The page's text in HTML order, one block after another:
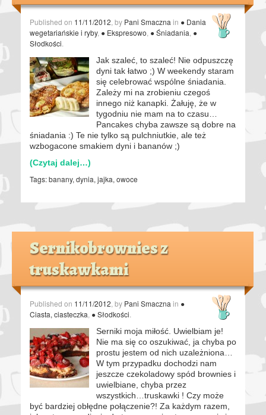
Published on 11/11/2012 , by Pani Smaczna in ● Dania
wegetariańskie i ryby, ● Ekspresowo ● Śniadania ●
Słodkości
Jak szaleć, to szaleć! Nie odpuszczę
dyni tak łatwo ;) W weekendy staram
się celebrować wspólne śniadania.
Zależy mi na zrobieniu czegoś
innego niż kanapki. Żałuję, że w
tygodniu nie mam na to czasu…
Pancakes chyba zawsze są dobre na
śniadania :) Te nie tylko są pulchniutkie, ale też
wzbogacone smakiem dyni i bananów ;)
(Czytaj dalej…)
Tags:banany, dynia, jajka, owoce
Sernikobrownies z
truskawkami
Published on 11/11/2012 , by Pani Smaczna in ●
Ciasta, ciasteczka ● Słodkości
Serniki moja miłość. Uwielbiam je!
Nie ma się co oszukiwać, ja chyba po
prostu jestem od nich uzależniona…
W tym przypadku dochodzi nam
jeszcze czekoladowy spód brownies i
uwielbiane, chyba przez
wszystkich…truskawki ! Czy może
być bardziej obłędne połączenie?! Za każdym razem,